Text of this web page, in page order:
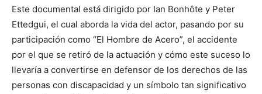
Este documental está dirigido por Ian Bonhôte y Peter
Ettedgui, el cual aborda la vida del actor, pasando por su
participación como “El Hombre de Acero”, el accidente
por el que se retiró de la actuación y cómo este suceso lo
llevaría a convertirse en defensor de los derechos de las
personas con discapacidad y un símbolo tan significativo